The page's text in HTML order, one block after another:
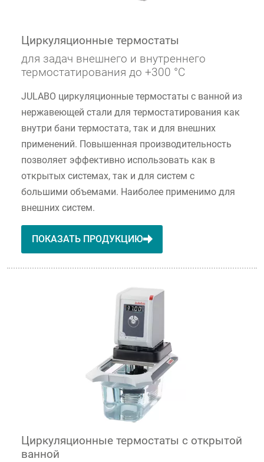
Циркуляционные термостаты
для задач внешнего и внутреннего
термостатирования до +300 °C
JULABO циркуляционные термостаты с ванной из
нержавеющей стали для термостатирования как
внутри бани термостата, так и для внешних
применений. Повышенная производительность
позволяет эффективно использовать как в
открытых системах, так и для систем с
большими объемами. Наиболее применимо для
внешних систем.
ПОКАЗАТЬ ПРОДУКЦИЮ
Циркуляционные термостаты с открытой
ванной